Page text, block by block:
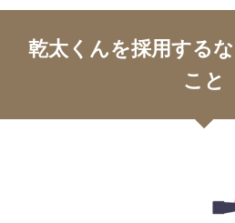
乾太くんを採用する
こと